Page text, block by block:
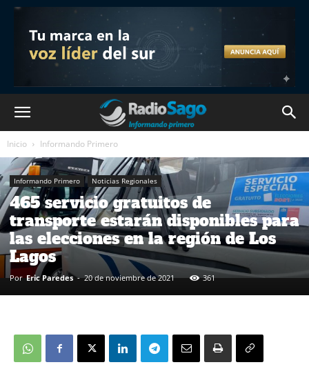
Inicio Informando Primero
Informando Primero Noticias Regionales
465 servicio gratuitos de
transporte estarán disponibles para
las elecciones en la región de Los
Lagos
Por Eric Paredes - 20 de noviembre de 2021 361